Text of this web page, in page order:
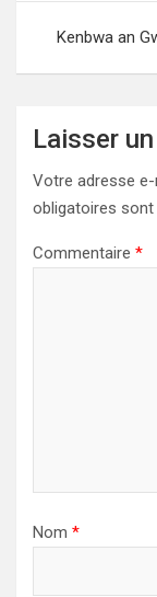
Kenbwa an
Laisser
Votre adresse e-
obligatoires sont
Commentaire *
Nom *